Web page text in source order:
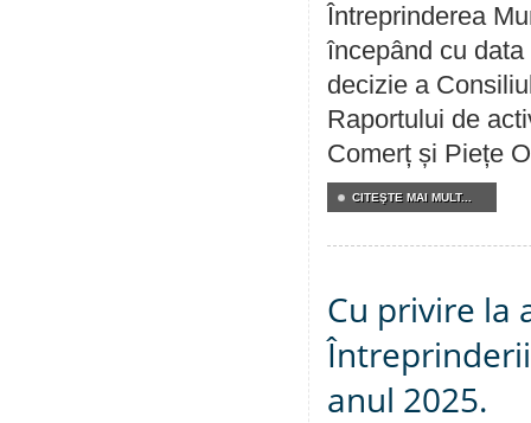
Întreprinderea
începând cu
decizie a
Raportului de
Comerț și Piețe
CITEŞTE MAI MULT...
Cu privire la
anul 2025.